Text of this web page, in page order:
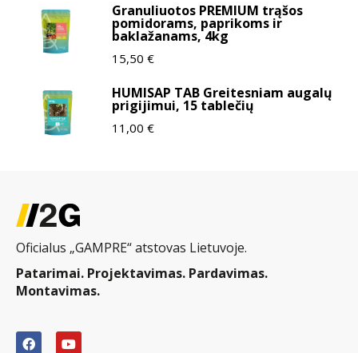
Granuliuotos PREMIUM trąšos
pomidorams, paprikoms ir
baklažanams, 4kg
15,50 €
HUMISAP TAB Greitesniam augalų
prigijimui, 15 tablečių
11,00 €
Oficialus „GAMPRE“ atstovas Lietuvoje.
Patarimai. Projektavimas. Pardavimas.
Montavimas.